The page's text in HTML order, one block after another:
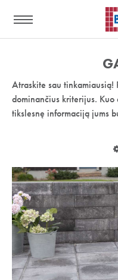
nuoroda:
Atraskite sau tinkamiausią!
dominančius kriterijus.
tikslesnę informaciją jums